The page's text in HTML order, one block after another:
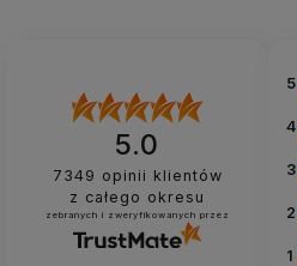
5.0
7349 opinii klientów
z całego okresu
zebranych i zweryfikowanych przez
5
4
3
2
1